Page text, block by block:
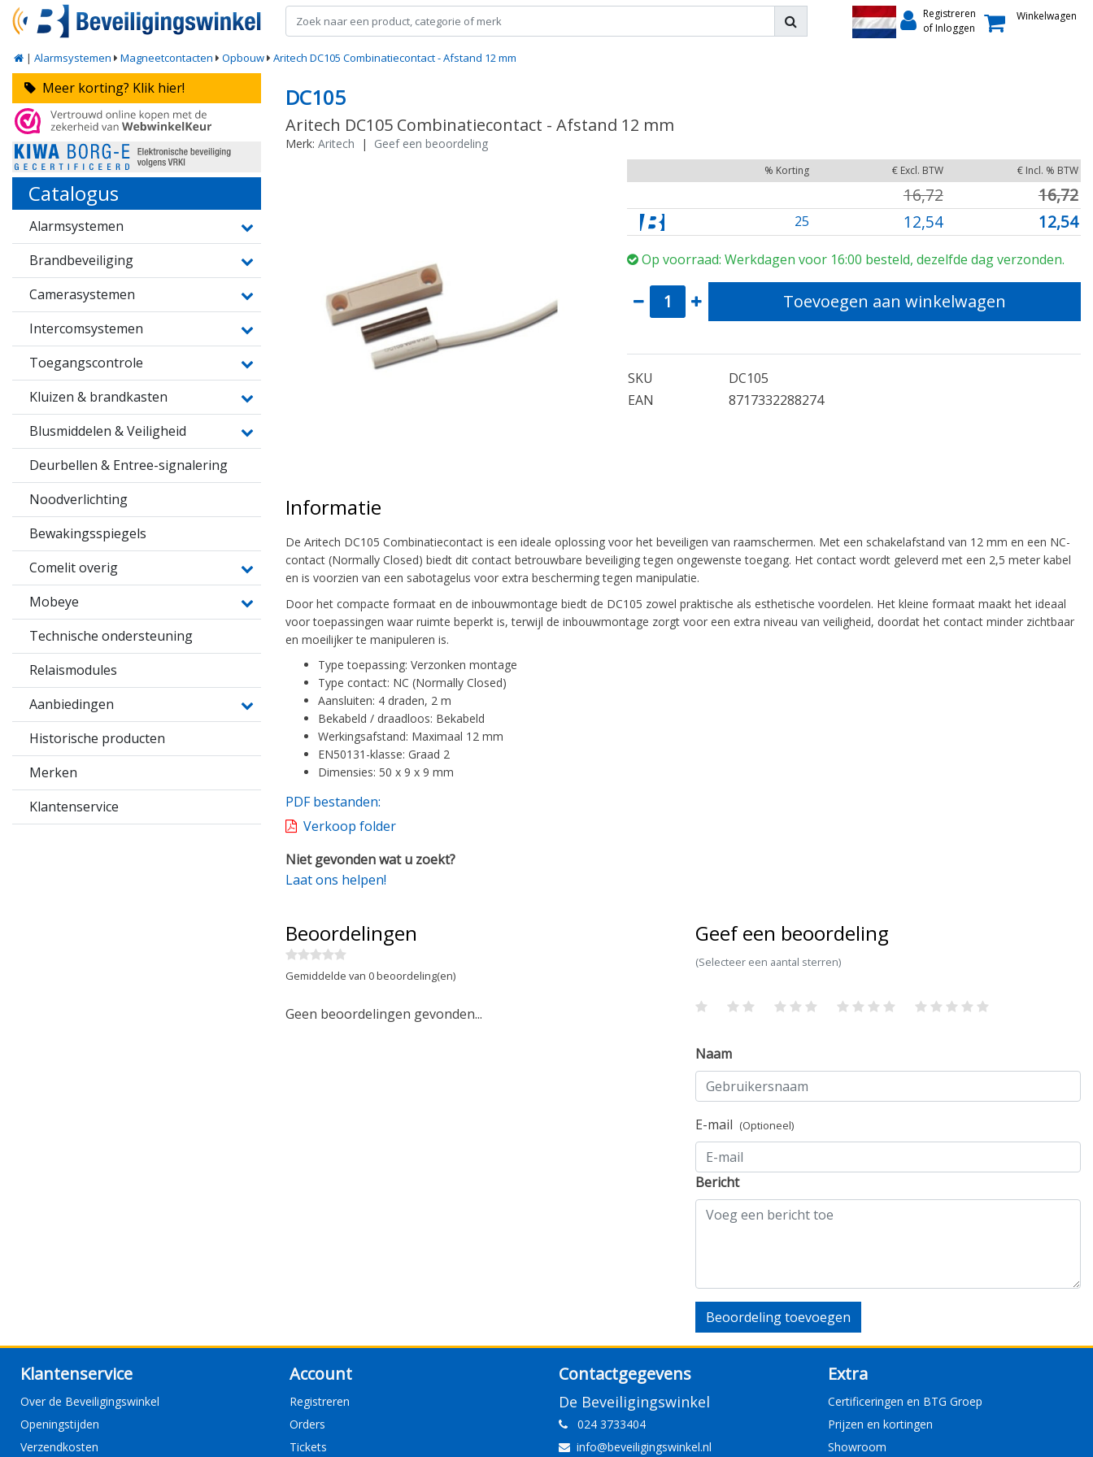
Registreren
of Inloggen
Winkelwagen
| Alarmsystemen Magneetcontacten Opbouw Aritech DC105 Combinatiecontact - Afstand 12 mm
Meer korting? Klik hier!
Catalogus
Alarmsystemen
Brandbeveiliging
Camerasystemen
Intercomsystemen
Toegangscontrole
Kluizen & brandkasten
Blusmiddelen & Veiligheid
Deurbellen & Entree-signalering
Noodverlichting
Bewakingsspiegels
Comelit overig
Mobeye
Technische ondersteuning
Relaismodules
Aanbiedingen
Historische producten
Merken
Klantenservice
DC105
Aritech DC105 Combinatiecontact - Afstand 12 mm
Merk: Aritech | Geef een beoordeling
% Korting € Excl. BTW € Incl. % BTW
16,72 16,72
25 12,54 12,54
Op voorraad: Werkdagen voor 16:00 besteld, dezelfde dag verzonden.
Toevoegen aan winkelwagen
SKU
DC105
EAN
8717332288274
Informatie
De Aritech DC105 Combinatiecontact is een ideale oplossing voor het beveiligen van raamschermen. Met een schakelafstand van 12 mm en een NC-
contact (Normally Closed) biedt dit contact betrouwbare beveiliging tegen ongewenste toegang. Het contact wordt geleverd met een 2,5 meter kabel
en is voorzien van een sabotagelus voor extra bescherming tegen manipulatie.
Door het compacte formaat en de inbouwmontage biedt de DC105 zowel praktische als esthetische voordelen. Het kleine formaat maakt het ideaal
voor toepassingen waar ruimte beperkt is, terwijl de inbouwmontage zorgt voor een extra niveau van veiligheid, doordat het contact minder zichtbaar
en moeilijker te manipuleren is.
Type toepassing: Verzonken montage
Type contact: NC (Normally Closed)
Aansluiten: 4 draden, 2 m
Bekabeld / draadloos: Bekabeld
Werkingsafstand: Maximaal 12 mm
EN50131-klasse: Graad 2
Dimensies: 50 x 9 x 9 mm
PDF bestanden:
Verkoop folder
Niet gevonden wat u zoekt?
Laat ons helpen!
Beoordelingen
Gemiddelde van 0 beoordeling(en)
Geen beoordelingen gevonden...
Geef een beoordeling
(Selecteer een aantal sterren)
Naam
E-mail (Optioneel)
Bericht
Beoordeling toevoegen
Klantenservice
Over de Beveiligingswinkel
Openingstijden
Verzendkosten
Account
Registreren
Orders
Tickets
Contactgegevens
De Beveiligingswinkel
024 3733404
info@beveiligingswinkel.nl
Extra
Certificeringen en BTG Groep
Prijzen en kortingen
Showroom